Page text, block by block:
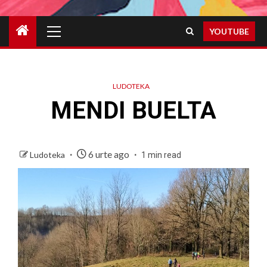
Menu
YOUTUBE
LUDOTEKA
MENDI BUELTA
Ludoteka 6 urte ago 1 min read